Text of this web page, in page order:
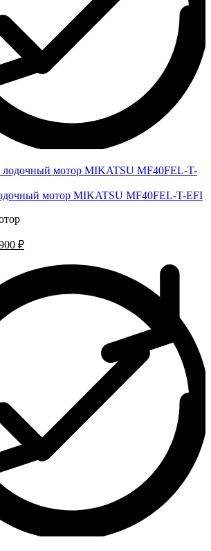
мотор MIKATSU MF40FEL-T-EFI
₽